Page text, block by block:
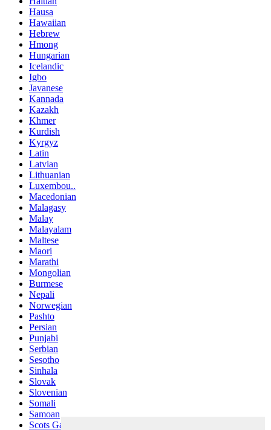
Hausa
Hawaiian
Hebrew
Hmong
Hungarian
Icelandic
Igbo
Javanese
Kannada
Kazakh
Khmer
Kurdish
Kyrgyz
Latin
Latvian
Lithuanian
Luxembou..
Macedonian
Malagasy
Malay
Malayalam
Maltese
Maori
Marathi
Mongolian
Burmese
Nepali
Norwegian
Pashto
Persian
Punjabi
Serbian
Sesotho
Sinhala
Slovak
Slovenian
Somali
Samoan
Scots Gaelic